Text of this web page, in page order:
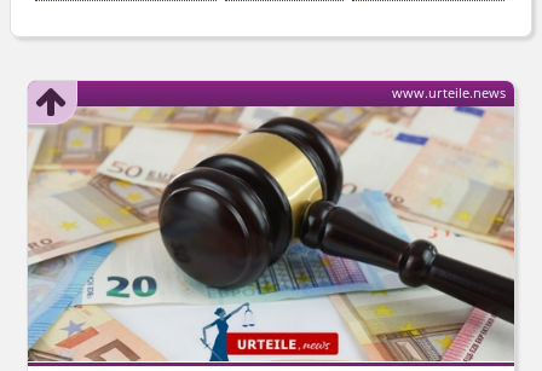
www.urteile.news